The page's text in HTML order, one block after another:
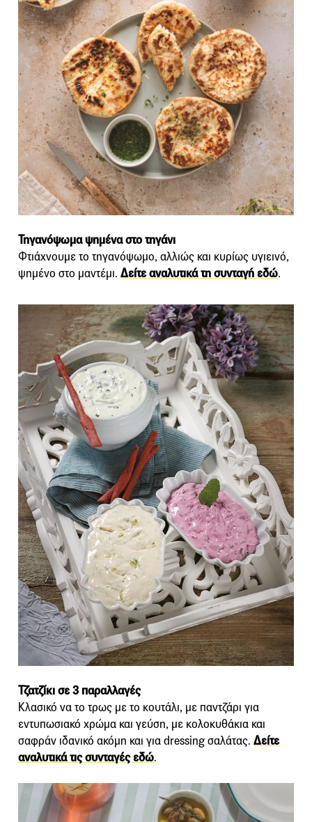
Τηγανόψωμα ψημένα στο τηγάνι
Φτιάχνουμε το τηγανόψωμο, αλλιώς και κυρίως υγιεινό,
ψημένο στο μαντέμι. Δείτε αναλυτικά τη συνταγή εδώ.
Τζατζίκι σε 3 παραλλαγές
Κλασικό να το τρως με το κουτάλι, με παντζάρι για
εντυπωσιακό χρώμα και γεύση, με κολοκυθάκια και
σαφράν ιδανικό ακόμη και για dressing σαλάτας. Δείτε
αναλυτικά τις συνταγές εδώ.